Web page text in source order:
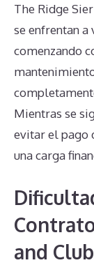
The Ridge
se enfrentan
comenzando
Mientras se
evitar el pago
una carga
and